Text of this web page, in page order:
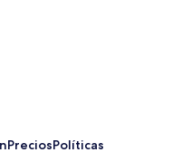
PreciosPolíticas